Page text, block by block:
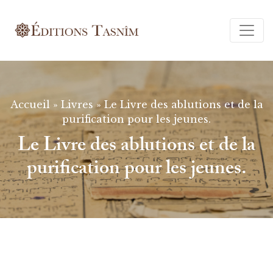
Accueil» Livres» Le Livre des ablutions et de la
purification pour les jeunes.
Le Livre des ablutions et de la
purification pour les jeunes.